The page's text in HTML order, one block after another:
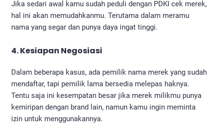
Jika sedari awal kamu sudah peduli dengan PDKI cek merek,
hal ini akan memudahkanmu. Terutama dalam meramu
nama yang segar dan punya daya ingat tinggi.
4. Kesiapan Negosiasi
Dalam beberapa kasus, ada pemilik nama merek yang sudah
mendaftar, tapi pemilik lama bersedia melepas haknya.
Tentu saja ini kesempatan besar jika merek milikmu punya
kemiripan dengan brand lain, namun kamu ingin meminta
izin untuk menggunakannya.